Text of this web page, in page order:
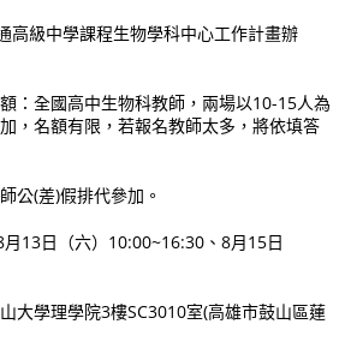
高級中學課程生物學科中心工作計畫辦
：全國高中生物科教師，兩場以10-15人為
，名額有限，若報名教師太多，將依填答
公(差)假排代參加。
13日（六）10:00~16:30、8月15日
大學理學院3樓SC3010室(高雄市鼓山區蓮